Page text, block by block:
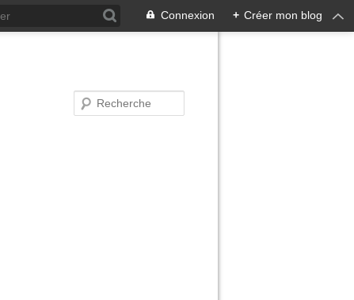
Connexion + Créer mon blog